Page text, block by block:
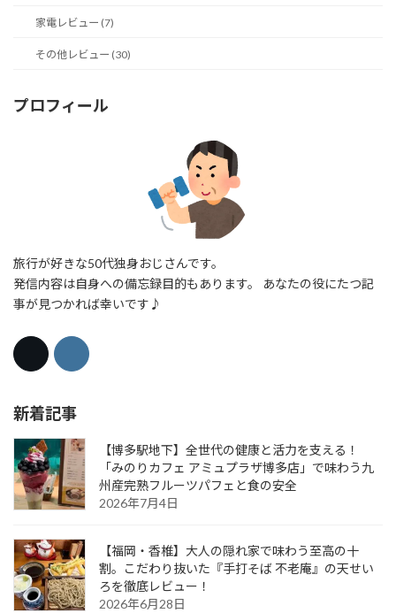
家電レビュー (7)
その他レビュー (30)
プロフィール
旅行が好きな50代独身おじさんです。
発信内容は自身への備忘録目的もあります。 あなたの役にたつ記
事が見つかれば幸いです♪
新着記事
【博多駅地下】全世代の健康と活力を支える！
「みのりカフェ アミュプラザ博多店」で味わう九
州産完熟フルーツパフェと食の安全
2026年7月4日
【福岡・香椎】大人の隠れ家で味わう至高の十
割。こだわり抜いた『手打そば 不老庵』の天せい
ろを徹底レビュー！
2026年6月28日